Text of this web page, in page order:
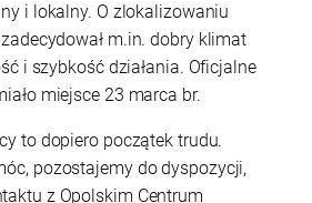
i lokalny. O zlokalizowaniu
m.in. dobry klimat
i szybkość działania. Oficjalne
miejsce 23 marca br.
to dopiero początek trudu.
pozostajemy do dyspozycji,
z Opolskim Centrum